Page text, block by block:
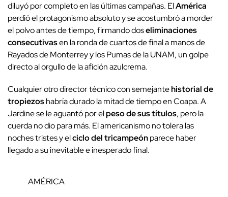
diluyó por completo en las últimas campañas. ElAmérica
perdió el protagonismo absoluto y se acostumbró a morder
el polvo antes de tiempo, firmando doseliminaciones
consecutivasen la ronda de cuartos de final a manos de
Rayados de Monterrey y los Pumas de la UNAM, un golpe
directo al orgullo de la afición azulcrema.
Cualquier otro director técnico con semejantehistorial de
tropiezoshabría durado la mitad de tiempo en Coapa. A
Jardine se le aguantó por elpeso de sus títulos, pero la
cuerda no dio para más. El americanismo no tolera las
noches tristes y elciclo del tricampeónparece haber
llegado a su inevitable e inesperado final.
AMÉRICA